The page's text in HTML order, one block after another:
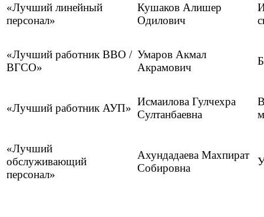
«Лучший линейный
персонал»
Кушаков Алишер
Одилович
«Лучший работник ВВО /
ВГСО»
Умаров Акмал
Акрамович
«Лучший работник АУП»
Исмаилова Гулчехра
Султанбаевна
«Лучший
обслуживающий
персонал»
Ахундадаева Махпират
Собировна